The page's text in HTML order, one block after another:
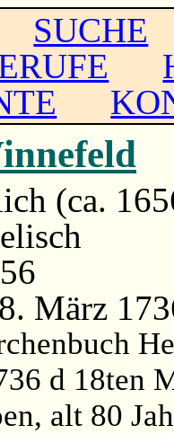
SUCHE
(ca.
März
d 18ten
alt 80